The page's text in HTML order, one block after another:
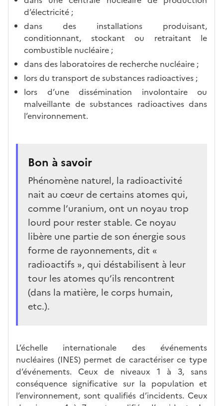
d’électricité ;
dans des installations produisant,
conditionnant, stockant ou retraitant le
combustible nucléaire ;
dans des laboratoires de recherche nucléaire ;
lors du transport de substances radioactives ;
lors d’une dissémination involontaire ou
malveillante de substances radioactives dans
l’environnement.
Bon à savoir
Phénomène naturel, la radioactivité
nait au cœur de certains atomes qui,
comme l’uranium, ont un noyau trop
lourd pour rester stable. Ce noyau
libère une partie de son énergie sous
forme de rayonnements, dit «
radioactifs », qui déstabilisent à leur
tour les atomes qu’ils rencontrent
(dans la matière, le corps humain,
etc.).
L’échelle internationale des événements
nucléaires (INES) permet de caractériser ce type
d’événements. Ceux de niveaux 1 à 3, sans
conséquence significative sur la population et
l’environnement, sont qualifiés d’incidents. Ceux